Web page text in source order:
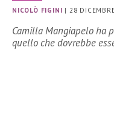
NICOLÒ FIGINI | 28
Camilla Mangiapelo ha
quello che dovrebbe